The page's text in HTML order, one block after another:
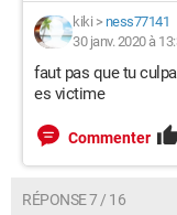
kiki > ness77141
30 janv. 2020 à
faut pas que tu
es victime
Commenter
RÉPONSE 7 / 16